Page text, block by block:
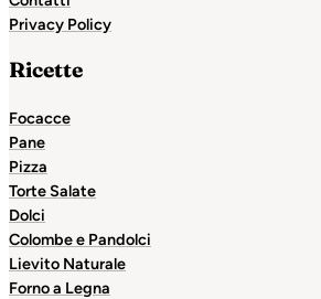
Privacy Policy
Ricette
Focacce
Pane
Pizza
Torte Salate
Dolci
Colombe e Pandolci
Lievito Naturale
Forno a Legna